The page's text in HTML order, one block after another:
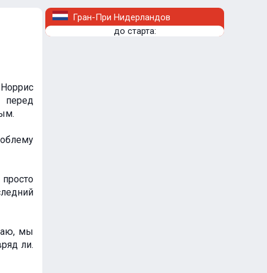
мы
ли.
Гран-При Нидерландов
до старта: